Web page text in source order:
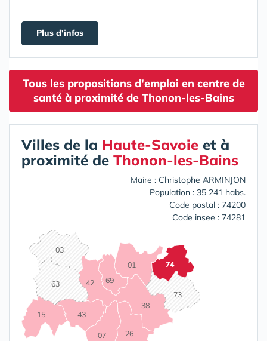
Plus d'infos
Tous les propositions d'emploi en centre de
santé à proximité de Thonon-les-Bains
Villes de la Haute-Savoie et à
proximité de Thonon-les-Bains
Maire : Christophe ARMINJON
Population : 35 241 habs.
Code postal : 74200
Code insee : 74281
01
03
07
15
26
38
42
43
63
69
73
74